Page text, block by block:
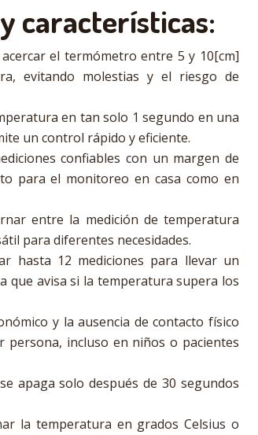
características:
el termómetro entre 5 y 10[cm]
evitando molestias y el riesgo de
en tan solo 1 segundo en una
un control rápido y eficiente.
confiables con un margen de
para el monitoreo en casa como en
entre la medición de temperatura
para diferentes necesidades.
hasta 12 mediciones para llevar un
que avisa si la temperatura supera los
y la ausencia de contacto físico
incluso en niños o pacientes
apaga solo después de 30 segundos
la temperatura en grados Celsius o